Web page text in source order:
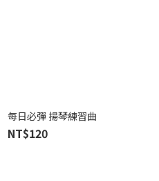
每日必彈 揚琴練習曲
NT$120